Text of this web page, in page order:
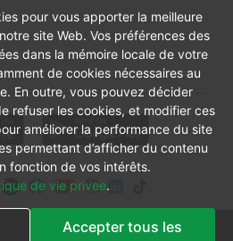
Conditions générales
pour vous apporter la meilleure
site Web. Vos préférences des
dans la mémoire locale de votre
de cookies nécessaires au
En outre, vous pouvez décider
refuser les cookies, et modifier ces
améliorer la performance du site
permettant d’afficher du contenu
fonction de vos intérêts.
de vie privee.
Accepter tous les